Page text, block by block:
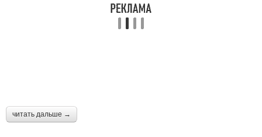
Поделки в школу
читать дальше →